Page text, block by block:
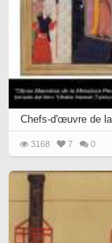
Chefs-d'œuvre de
3168 7 0